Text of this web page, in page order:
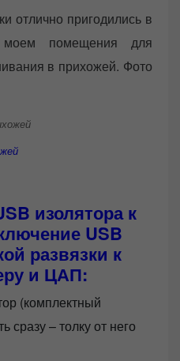
отлично пригодились в
помещения для
в прихожей. Фото
изолятора к
USB
развязки к
и ЦАП:
(комплектный
сразу – толку от него